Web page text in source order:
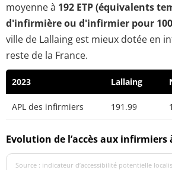
moyenne à 192 ETP (équivalents
d'infirmière ou d'infirmier pour
ville de Lallaing est mieux dotée en
reste de la France.
2023 Lallaing
APL des infirmiers 191.99
Evolution de l’accès aux infirmiers
Source : indicateur d’accessibilité potentielle